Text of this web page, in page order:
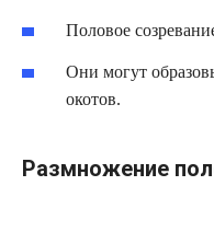
Половое
Они могут
окотов.
Размножение